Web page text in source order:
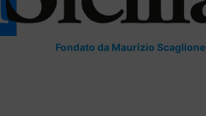
Fondato da Maurizio Scaglione